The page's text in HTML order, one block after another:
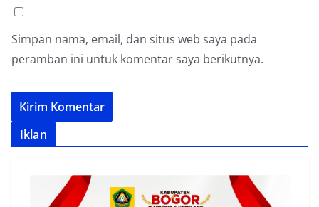
Simpan nama, email, dan situs web saya pada
peramban ini untuk komentar saya berikutnya.
Iklan